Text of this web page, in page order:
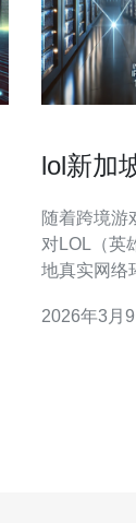
lol新加
随着跨境游
对LOL（英
地真实网络
解析与高防
2026年3月9